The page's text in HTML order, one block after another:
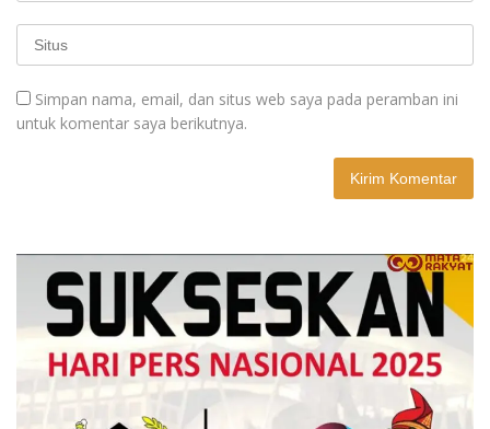
Simpan nama, email, dan situs web saya pada peramban ini
untuk komentar saya berikutnya.